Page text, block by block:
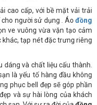
cao cấp, với bề mặt vải trải
người sử dụng . Áo đồng
ve vuông vừa vặn tạo cảm
khác, tạp nét đặc trưng riêng
dáng và chất liệu cấu thành.
là yếu tố hàng đầu không
phục bell đẹp sẽ góp phần
và sự hài lòng của khách